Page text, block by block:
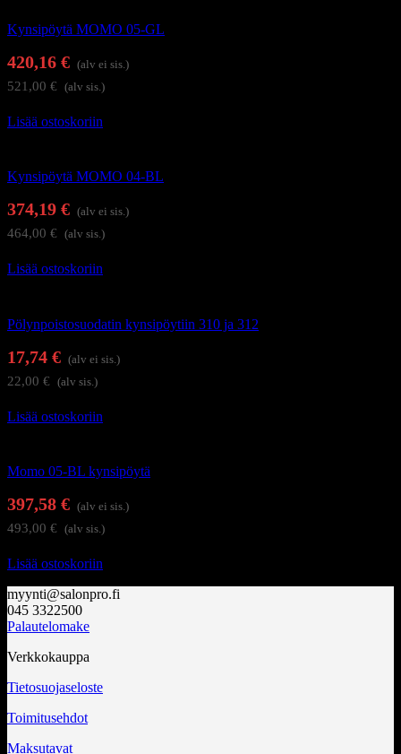
Kynsipöytä MOMO 05-GL
420,16 € (alv ei sis.)
521,00 € (alv sis.)
Lisää ostoskoriin
Kynsipöytä MOMO 04-BL
374,19 € (alv ei sis.)
464,00 € (alv sis.)
Lisää ostoskoriin
Pölynpoistosuodatin kynsipöytiin 310 ja 312
17,74 € (alv ei sis.)
22,00 € (alv sis.)
Lisää ostoskoriin
Momo 05-BL kynsipöytä
397,58 € (alv ei sis.)
493,00 € (alv sis.)
Lisää ostoskoriin
myynti@salonpro.fi
045 3322500
Palautelomake
Verkkokauppa
Tietosuojaseloste
Toimitusehdot
Maksutavat